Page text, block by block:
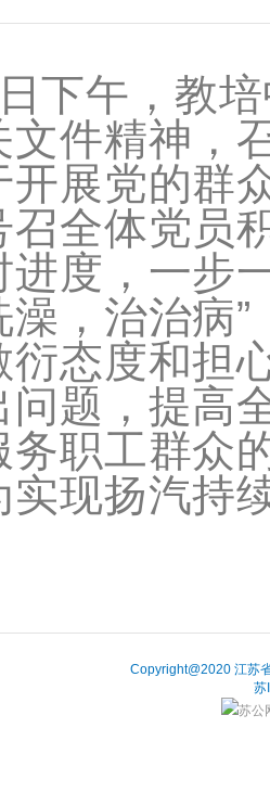
下午，教
文件精神，
开展党的群
召全体党员
进度，一步
澡，治治病
态度和担
问题，提高
务职工群众
实现扬汽持
Copyright@2020 江苏
苏
苏公